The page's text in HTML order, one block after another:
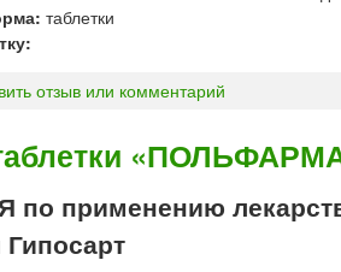
таблетки
отзыв или комментарий
применению